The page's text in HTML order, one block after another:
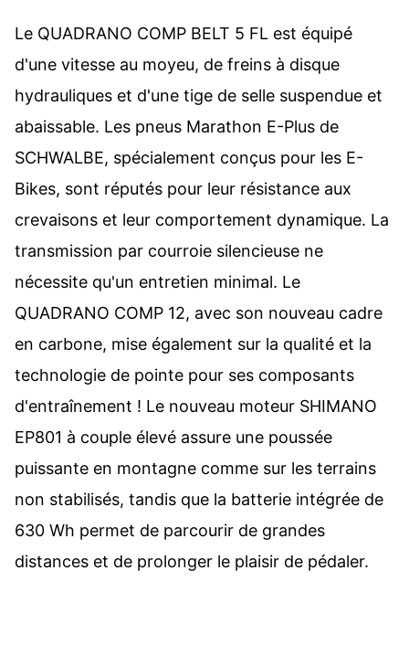
Le QUADRANO COMP BELT 5 FL est équipé
d'une vitesse au moyeu, de freins à disque
hydrauliques et d'une tige de selle suspendue et
abaissable. Les pneus Marathon E-Plus de
SCHWALBE, spécialement conçus pour les E-
Bikes, sont réputés pour leur résistance aux
crevaisons et leur comportement dynamique. La
transmission par courroie silencieuse ne
nécessite qu'un entretien minimal. Le
QUADRANO COMP 12, avec son nouveau cadre
en carbone, mise également sur la qualité et la
technologie de pointe pour ses composants
d'entraînement ! Le nouveau moteur SHIMANO
EP801 à couple élevé assure une poussée
puissante en montagne comme sur les terrains
non stabilisés, tandis que la batterie intégrée de
630 Wh permet de parcourir de grandes
distances et de prolonger le plaisir de pédaler.